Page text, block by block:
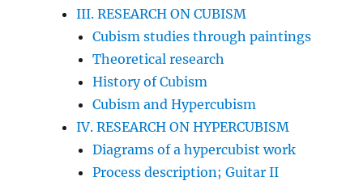
III. RESEARCH ON CUBISM
Cubism studies through paintings
Theoretical research
History of Cubism
Cubism and Hypercubism
IV. RESEARCH ON HYPERCUBISM
Diagrams of a hypercubist work
Process description; Guitar II